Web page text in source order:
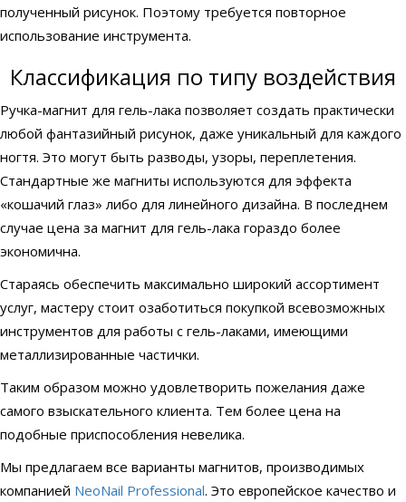
полученный рисунок. Поэтому требуется повторное
использование инструмента.
Классификация по типу воздействия
Ручка-магнит для гель-лака позволяет создать практически
любой фантазийный рисунок, даже уникальный для каждого
ногтя. Это могут быть разводы, узоры, переплетения.
Стандартные же магниты используются для эффекта
«кошачий глаз» либо для линейного дизайна. В последнем
случае цена за магнит для гель-лака гораздо более
экономична.
Стараясь обеспечить максимально широкий ассортимент
услуг, мастеру стоит озаботиться покупкой всевозможных
инструментов для работы с гель-лаками, имеющими
металлизированные частички.
Таким образом можно удовлетворить пожелания даже
самого взыскательного клиента. Тем более цена на
подобные приспособления невелика.
Мы предлагаем все варианты магнитов, производимых
компанией NeoNail Professional. Это европейское качество и